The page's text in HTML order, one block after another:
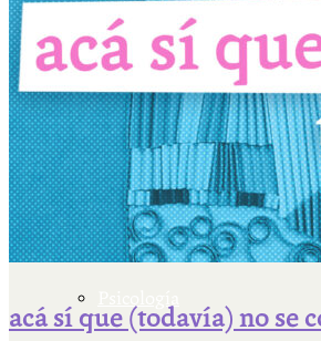
Educación
Literatura
Filosofía
acá sí que (todavía) no se